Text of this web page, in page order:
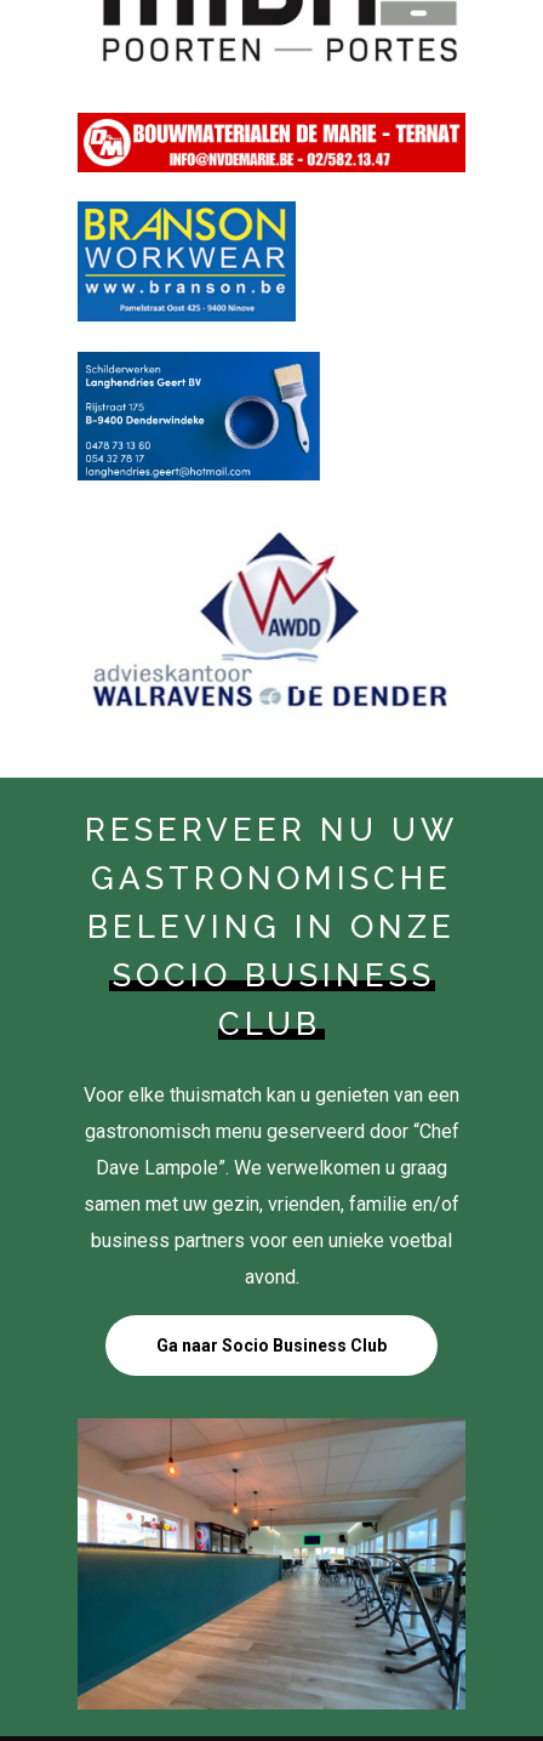
RESERVEER NU UW
GASTRONOMISCHE
BELEVING IN ONZE
SOCIO BUSINESS
CLUB
Voor elke thuismatch kan u genieten van een
gastronomisch menu geserveerd door “Chef
Dave Lampole”. We verwelkomen u graag
samen met uw gezin, vrienden, familie en/of
business partners voor een unieke voetbal
avond.
Ga naar Socio Business Club